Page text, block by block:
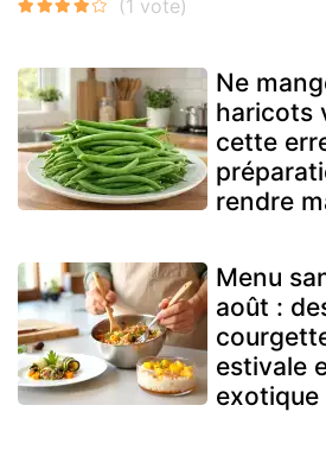
Ne
haricots
cette
rendre
Menu
août :
estivale
exotique